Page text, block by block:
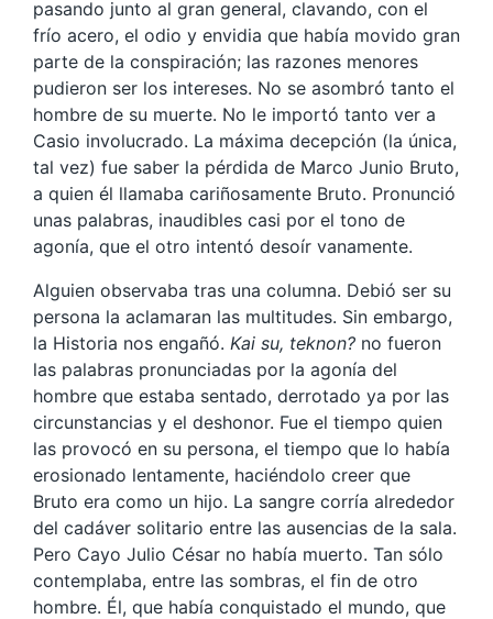
pasando junto al gran general, clavando, con el
frío acero, el odio y envidia que había movido gran
parte de la conspiración; las razones menores
pudieron ser los intereses. No se asombró tanto el
hombre de su muerte. No le importó tanto ver a
Casio involucrado. La máxima decepción (la única,
tal vez) fue saber la pérdida de Marco Junio Bruto,
a quien él llamaba cariñosamente Bruto. Pronunció
unas palabras, inaudibles casi por el tono de
agonía, que el otro intentó desoír vanamente.
Alguien observaba tras una columna. Debió ser su
persona la aclamaran las multitudes. Sin embargo,
la Historia nos engañó. Kai su, teknon? no fueron
las palabras pronunciadas por la agonía del
hombre que estaba sentado, derrotado ya por las
circunstancias y el deshonor. Fue el tiempo quien
las provocó en su persona, el tiempo que lo había
erosionado lentamente, haciéndolo creer que
Bruto era como un hijo. La sangre corría alrededor
del cadáver solitario entre las ausencias de la sala.
Pero Cayo Julio César no había muerto. Tan sólo
contemplaba, entre las sombras, el fin de otro
hombre. Él, que había conquistado el mundo, que